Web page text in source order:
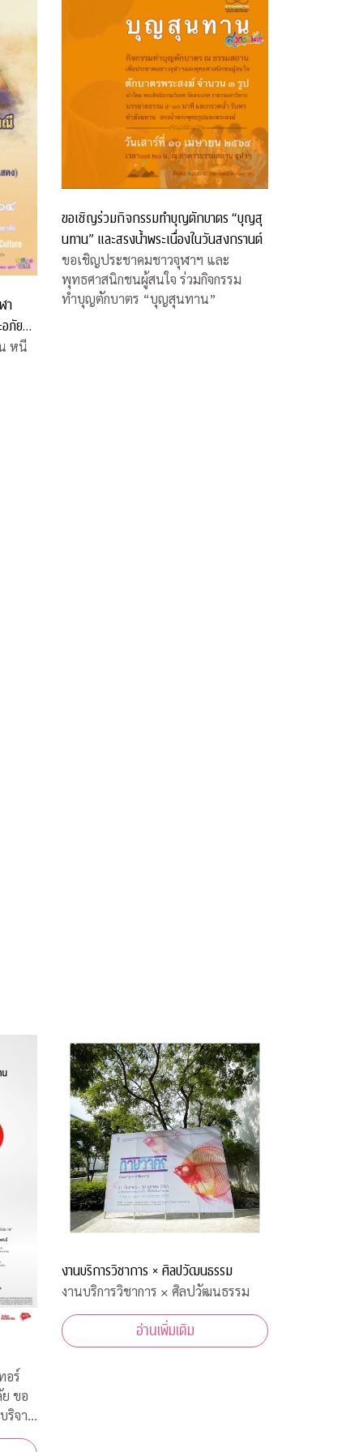
า
อภัย
หนี
ขอเชิญร่วมกิจกรรมทำบุญตักบาตร “บุญสุ
นทาน” และสรงน้ำพระเนื่องในวันสงกรานต์
ขอเชิญประชาคมชาวจุฬาฯ และ
พุทธศาสนิกชนผู้สนใจ ร่วมกิจกรรม
ทำบุญตักบาตร “บุญสุนทาน”
อร์
ขอ
ริจาค
การ
งานบริการวิชาการ × ศิลปวัฒนธรรม
งานบริการวิชาการ × ศิลปวัฒนธรรม
อ่านเพิ่มเติม